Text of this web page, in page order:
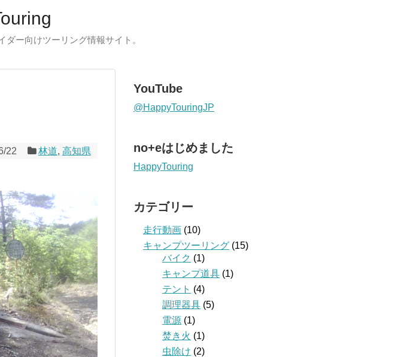
ー向けツーリング情報サイト。
22 林道, 高知県
YouTube
@HappyTouringJP
no+eはじめました
HappyTouring
カテゴリー
走行動画 (10)
キャンプツーリング (15)
バイク (1)
キャンプ道具 (1)
テント (4)
調理器具 (5)
電源 (1)
焚き火 (1)
虫除け (2)